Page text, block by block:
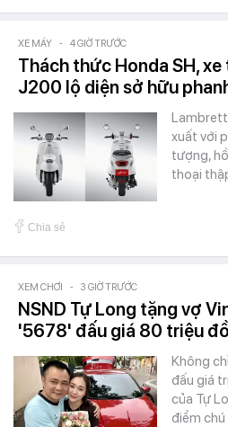
XE MÁY - 4 GIỜ TRƯỚC
Thách thức Honda SH,
J200 lộ diện sở hữu
xuất với
tượng,
thoại
Chia sẻ
XEM CHƠI - 3 GIỜ TRƯỚC
NSND Tự Long tặng vợ
'5678' đấu giá 80 triệu
Không
đấu giá
của Tự
điểm chú